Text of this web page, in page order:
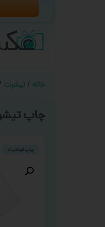
خانه / تیشرت /
چاپ